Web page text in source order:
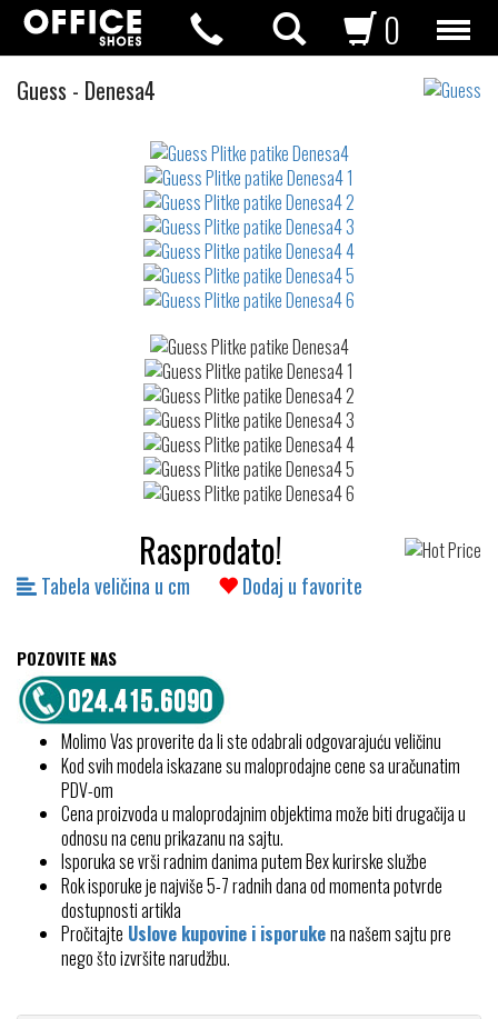
0
Guess Plitke
- Denesa4
Rasprodato!
Tabela veličina u cm Dodaj u favorite
POZOVITE NAS
Molimo Vas proverite da li ste odabrali odgovarajuću veličinu
Kod svih modela iskazane su maloprodajne cene sa uračunatim
PDV-om
Cena proizvoda u maloprodajnim objektima može biti drugačija u
odnosu na cenu prikazanu na sajtu.
Isporuka se vrši radnim danima putem Bex kurirske službe
Rok isporuke je najviše 5-7 radnih dana od momenta potvrde
dostupnosti artikla
Pročitajte Uslove kupovine i isporukena našem sajtu pre
nego što izvršite narudžbu.